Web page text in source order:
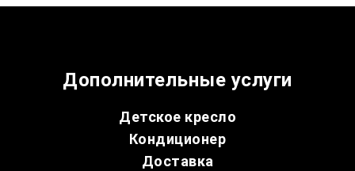
Дополнительные услуги
Детское кресло
Кондиционер
Доставка